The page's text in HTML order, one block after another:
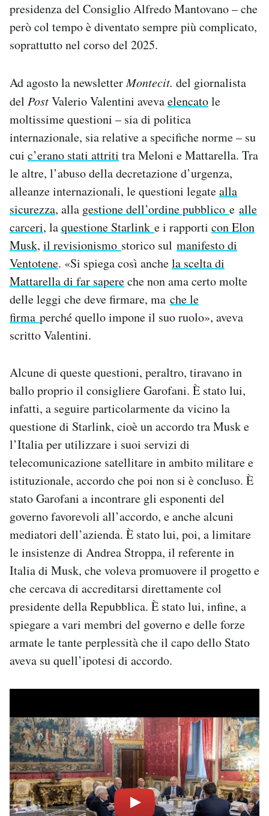
presidenza del Consiglio Alfredo Mantovano – che
però col tempo è diventato sempre più complicato,
soprattutto nel corso del 2025.
Ad agosto la newsletterMontecit. del giornalista
del PostValerio Valentini avevaelencatole
moltissime questioni – sia di politica
internazionale, sia relative a specifiche norme – su
cui c’erano stati attriti tra Meloni e Mattarella. Tra
le altre, l’abuso della decretazione d’urgenza,
alleanze internazionali, le questioni legatealla
sicurezza, alla gestione dell’ordine pubblico e alle
carceri, laquestione Starlink e i rapporti con Elon
Musk, il revisionismo storico sul manifesto di
Ventotene. «Si spiega così anchela scelta di
Mattarella di far sapereche non ama certo molte
delle leggi che deve firmare, ma che le
firma perché quello impone il suo ruolo», aveva
scritto Valentini.
Alcune di queste questioni, peraltro, tiravano in
ballo proprio il consigliere Garofani. È stato lui,
infatti, a seguire particolarmente da vicino la
questione di Starlink, cioè un accordo tra Musk e
l’Italia per utilizzare i suoi servizi di
telecomunicazione satellitare in ambito militare e
istituzionale, accordo che poi non si è concluso. È
stato Garofani a incontrare gli esponenti del
governo favorevoli all’accordo, e anche alcuni
mediatori dell’azienda. È stato lui, poi, a limitare
le insistenze di Andrea Stroppa, il referente in
Italia di Musk, che voleva promuovere il progetto e
che cercava di accreditarsi direttamente col
presidente della Repubblica. È stato lui, infine, a
spiegare a vari membri del governo e delle forze
armate le tante perplessità che il capo dello Stato
aveva su quell’ipotesi di accordo.